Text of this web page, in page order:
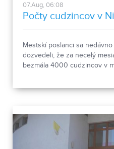
07.Aug, 06:08
Počty cudzincov v
Mestskí poslanci sa
dozvedeli, že za necelý
bezmála 4000 cudzincov v